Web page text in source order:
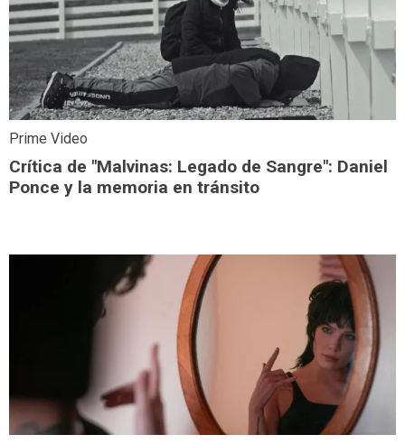
Prime Video
Crítica de "Malvinas: Legado de Sangre": Daniel
Ponce y la memoria en tránsito